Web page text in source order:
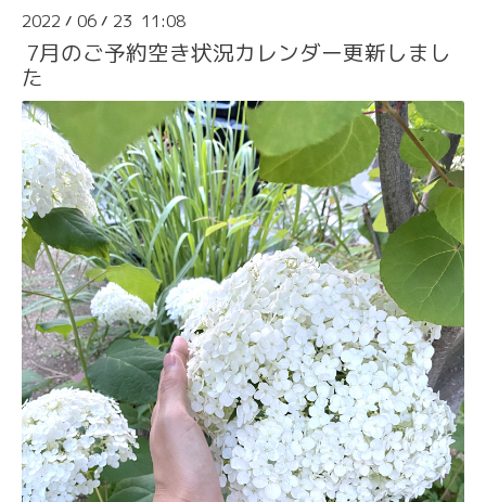
2022 / 06 / 23 11:08
7月のご予約空き状況カレンダー更新しまし
た